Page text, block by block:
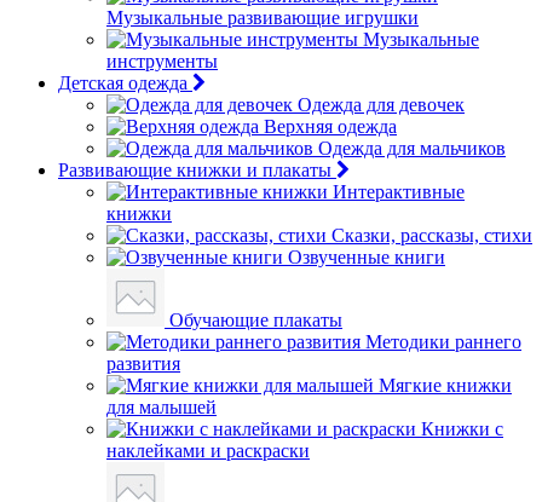
Музыкальные развивающие игрушки
Музыкальные
инструменты
Детская одежда
Одежда для девочек
Верхняя одежда
Одежда для мальчиков
Развивающие книжки и плакаты
Интерактивные
книжки
Сказки, рассказы, стихи
Озвученные книги
Обучающие плакаты
Методики раннего
развития
Мягкие книжки
для малышей
Книжки с
наклейками и раскраски